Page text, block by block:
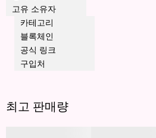
고유 소유자
카테고리
블록체인
공식 링크
구입처
최고 판매량